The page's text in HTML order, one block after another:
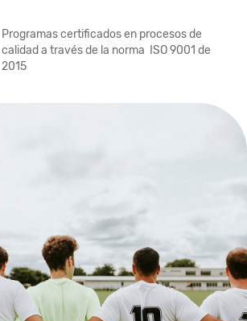
Programas certificados en procesos de
calidad a través de la norma ISO 9001 de
2015